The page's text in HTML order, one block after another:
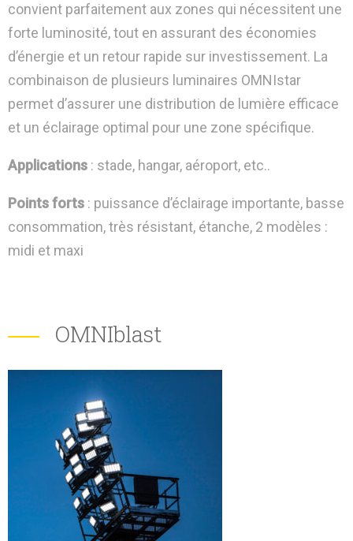
convient parfaitement aux zones qui nécessitent une
forte luminosité, tout en assurant des économies
d’énergie et un retour rapide sur investissement. La
combinaison de plusieurs luminaires OMNIstar
permet d’assurer une distribution de lumière efficace
et un éclairage optimal pour une zone spécifique.
Applications : stade, hangar, aéroport, etc..
Points forts : puissance d’éclairage importante, basse
consommation, très résistant, étanche, 2 modèles :
midi et maxi
OMNIblast